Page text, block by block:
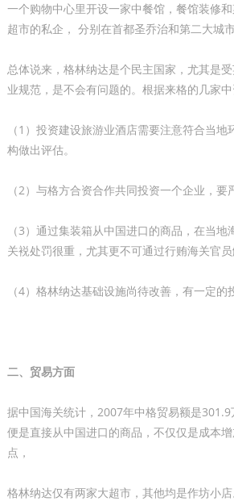
一个购物中心里开设一家中餐馆，餐馆装修
超市的私企， 分别在首都圣乔治和第二大城
总体说来，格林纳达是个民主国家，尤其是
业规范，是不会有问题的。根据来格的几家
（1）投资建设旅游业酒店需要注意符合当
构做出评估。
（2）与格方合资合作共同投资一个企业，
（3）通过集装箱从中国进口的商品，在当
关裞处罚很重，尤其更不可通过行贿海关官员
（4）格林纳达基础设施尚待改善，有一定的
二、贸易方面
据中国海关统计，2007年中格贸易额是
便是直接从中国进口的商品，不仅仅是成本
点，
格林纳达仅有两家大超市，其他均是作坊小